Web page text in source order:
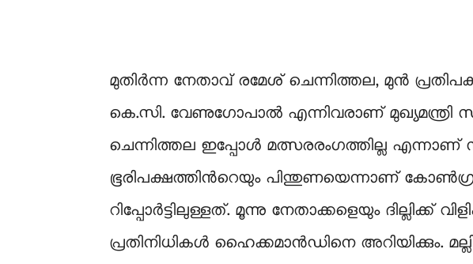
മുതിർന്ന നേതാവ് രമേശ് ചെന്നിത്തല, മുൻ
കെ.സി. വേണുഗോപാൽ എന്നിവരാണ് മുഖ്യമന്ത്രി
ചെന്നിത്തല ഇപ്പോൾ മത്സരരംഗത്തില്ല
ഭൂരിപക്ഷത്തിന്‍റെയും പിന്തുണയെന്നാണ്
റിപ്പോർട്ടിലുള്ളത്. മൂന്നു നേതാക്കളെയും ദില്ലിക്ക്
പ്രതിനിധികള്‍ ഹൈക്കമാൻഡിനെ അറിയിക്കും.